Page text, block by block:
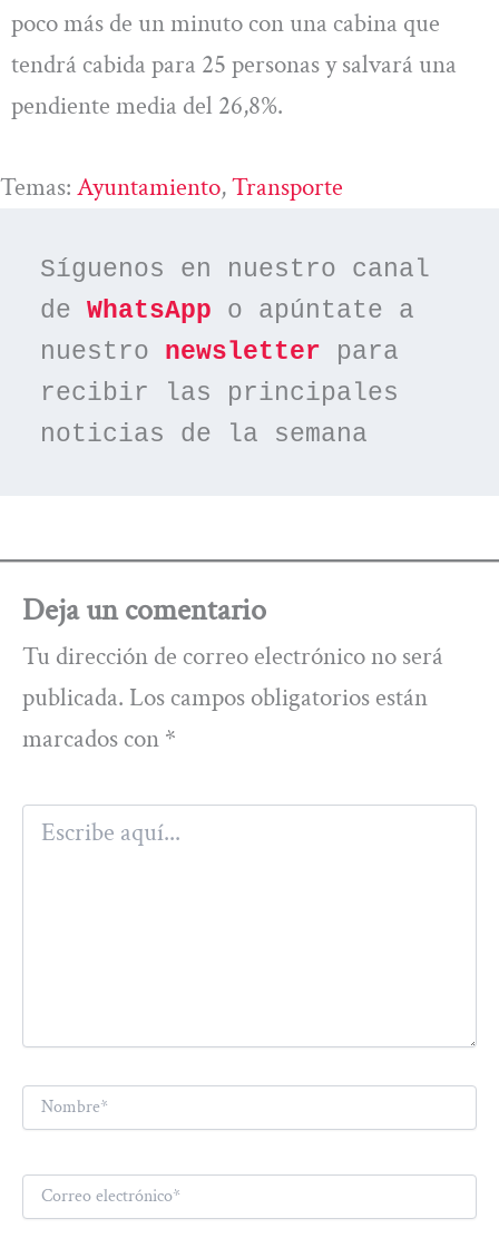
poco más de un minuto con una cabina que
tendrá cabida para 25 personas y salvará una
pendiente media del 26,8%.
Temas: Ayuntamiento, Transporte
Síguenos en nuestro canal
de WhatsApp o apúntate a
nuestro newsletter para
recibir las principales
noticias de la semana
Deja un comentario
Tu dirección de correo electrónico no será
publicada. Los campos obligatorios están
marcados con *
Escribe
aquí...
Nombre*
Correo
electrónico*